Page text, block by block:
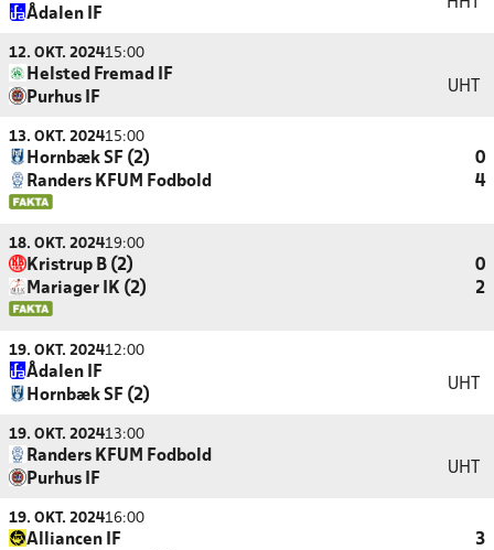
Ådalen IF
12. OKT. 202415:00
Helsted Fremad IF
Purhus IF
UHT
13. OKT. 202415:00
Hornbæk SF (2)
0
Randers KFUM Fodbold
4
18. OKT. 202419:00
Kristrup B (2)
0
Mariager IK (2)
2
19. OKT. 202412:00
Ådalen IF
Hornbæk SF (2)
UHT
19. OKT. 202413:00
Randers KFUM Fodbold
Purhus IF
UHT
19. OKT. 202416:00
Alliancen IF
3